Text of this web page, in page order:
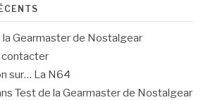
la Gearmaster de Nostalgear
contacter
sur… La N64
Test de la Gearmaster de Nostalgear